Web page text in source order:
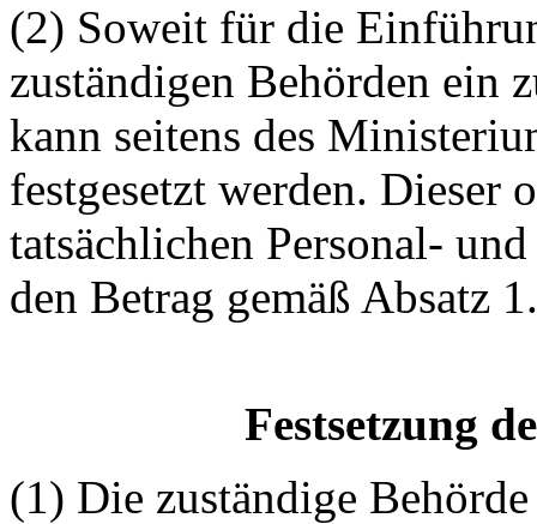
(2) Soweit für die
zuständigen Behörden ein
kann seitens des
festgesetzt werden. Dieser
tatsächlichen Personal-
den Betrag gemäß Absatz 1.
Festsetzung
(1) Die zuständige